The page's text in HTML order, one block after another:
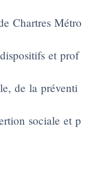
Chartres Métro
et prof
de la préventi
sociale et p